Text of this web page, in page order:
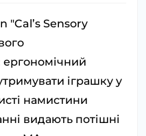
"Cal’s Sensory
ергономічний
іграшку у
намистини
видають потішні